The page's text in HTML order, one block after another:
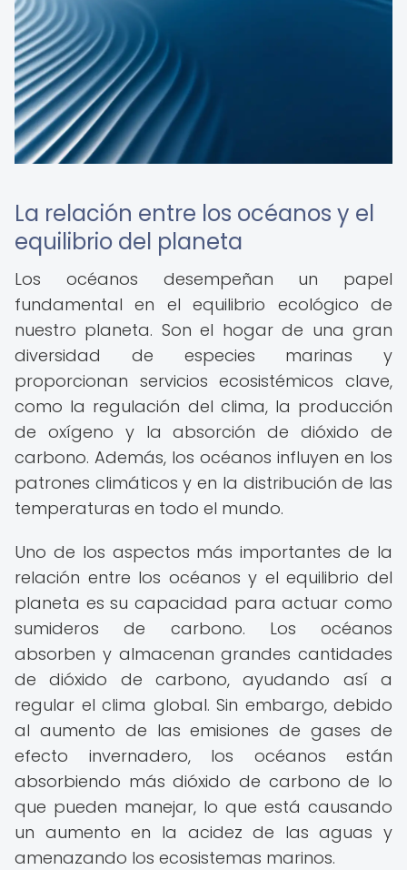
La relación entre los océanos y el
equilibrio del planeta
Los océanos desempeñan un papel
fundamental en el equilibrio ecológico de
nuestro planeta. Son el hogar de una gran
diversidad de especies marinas y
proporcionan servicios ecosistémicos clave,
como la regulación del clima, la producción
de oxígeno y la absorción de dióxido de
carbono. Además, los océanos influyen en los
patrones climáticos y en la distribución de las
temperaturas en todo el mundo.
Uno de los aspectos más importantes de la
relación entre los océanos y el equilibrio del
planeta es su capacidad para actuar como
sumideros de carbono. Los océanos
absorben y almacenan grandes cantidades
de dióxido de carbono, ayudando así a
regular el clima global. Sin embargo, debido
al aumento de las emisiones de gases de
efecto invernadero, los océanos están
absorbiendo más dióxido de carbono de lo
que pueden manejar, lo que está causando
un aumento en la acidez de las aguas y
amenazando los ecosistemas marinos.